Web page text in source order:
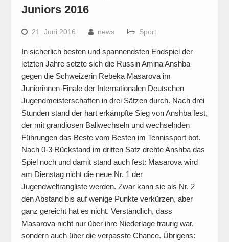
Juniors 2016
21. Juni 2016 news Sport
In sicherlich besten und spannendsten Endspiel der
letzten Jahre setzte sich die Russin Amina Anshba
gegen die Schweizerin Rebeka Masarova im
Juniorinnen-Finale der Internationalen Deutschen
Jugendmeisterschaften in drei Sätzen durch. Nach drei
Stunden stand der hart erkämpfte Sieg von Anshba fest,
der mit grandiosen Ballwechseln und wechselnden
Führungen das Beste vom Besten im Tennissport bot.
Nach 0-3 Rückstand im dritten Satz drehte Anshba das
Spiel noch und damit stand auch fest: Masarova wird
am Dienstag nicht die neue Nr. 1 der
Jugendweltrangliste werden. Zwar kann sie als Nr. 2
den Abstand bis auf wenige Punkte verkürzen, aber
ganz gereicht hat es nicht. Verständlich, dass
Masarova nicht nur über ihre Niederlage traurig war,
sondern auch über die verpasste Chance. Übrigens: